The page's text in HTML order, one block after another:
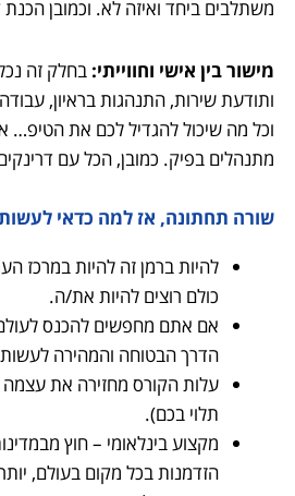
משתלבים ביחד ואיזה לא. וכמובן הכנת
מישור בין אישי וחווייתי:בחלק זה
ותודעת שירות, התנהגות בראיון, עבודה
וכל מה שיכול להגדיל לכם את הטיפ…
מתנהלים בפיק. כמובן, הכל עם
שורה תחתונה, אז למה כדאי
להיות ברמן זה להיות במרכז
כולם רוצים להיות את/ה.
אם אתם מחפשים להכנס לעולם
הדרך הבטוחה והמהירה
עלות הקורס מחזירה את
תלוי בכם).
מקצוע בינלאומי – חוץ
הזדמנות בכל מקום בעולם, יותר נכון- 77